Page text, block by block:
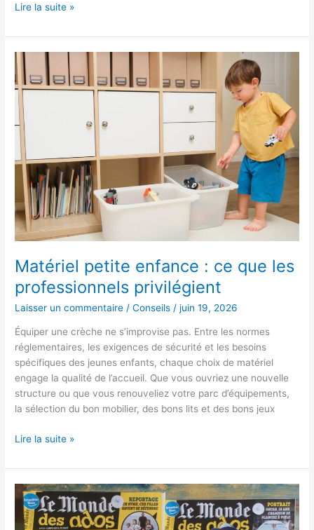
Lire la suite »
Matériel petite enfance : ce que les
professionnels privilégient
Laisser un commentaire /Conseils /juin 19, 2026
Équiper une crèche ne s’improvise pas. Entre les normes
réglementaires, les exigences de sécurité et les besoins
spécifiques des jeunes enfants, chaque choix de matériel
engage la qualité de l’accueil. Que vous ouvriez une nouvelle
structure ou que vous renouveliez votre parc d’équipements,
la sélection du bon mobilier, des bons lits et des bons jeux
Matériel
petite
enfance
ce
que
les
professionnels
privilégient
Lire la suite »
Avis
sur
Fleurus